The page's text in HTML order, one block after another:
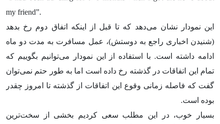
my friend”.
این نمودار نشان می‌دهد که تا قبل از اینکه اتفاق دوم رخ بدهد
(شنیدن اخباری راجع به دوستش)، عمل مسافرت به مدت دو ماه
ادامه داشته است. با استفاده از این نمودار می‌توانیم بگوییم که
تمام این اتفاقات در گذشته رخ داده است اما به طور حتم نمی‌توان
گفت که فاصله زمانی وقوع این اتفاقات از گذشته تا امروز چقدر
بوده است.
بسیار خوب، در این مطلب سعی کردیم بخشی از سخت‌ترین